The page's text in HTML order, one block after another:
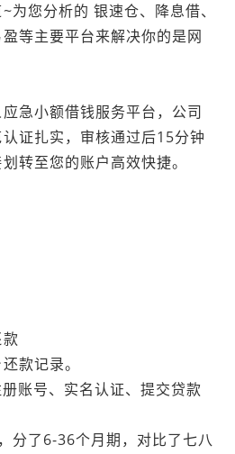
为您分析的 银速仓、降息借、
等主要平台来解决你的是网
急小额借钱服务平台，公司
证扎实，审核通过后15分钟
转至您的账户高效快捷。
款记录。
账号、实名认证、提交贷款
分了6-36个月期，对比了七八